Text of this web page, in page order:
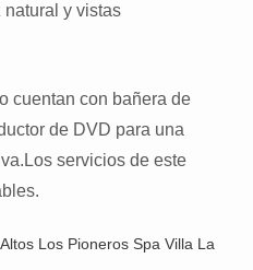
y vistas
cuentan con bañera de
de DVD para una
servicios de este